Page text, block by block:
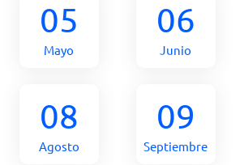
05
Mayo
06
Junio
08
Agosto
09
Septiembre